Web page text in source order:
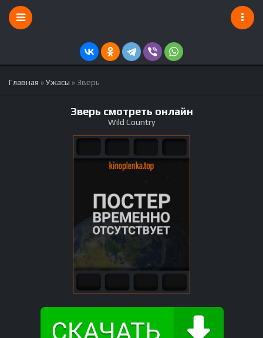
Главная »Ужасы » Зверь
Зверь смотреть онлайн
Wild Country